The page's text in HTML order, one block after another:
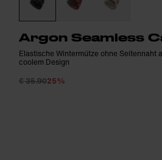
Argon Seamless
Elastische Wintermütze ohne Seitennaht
coolem Design
€ 35.9025%